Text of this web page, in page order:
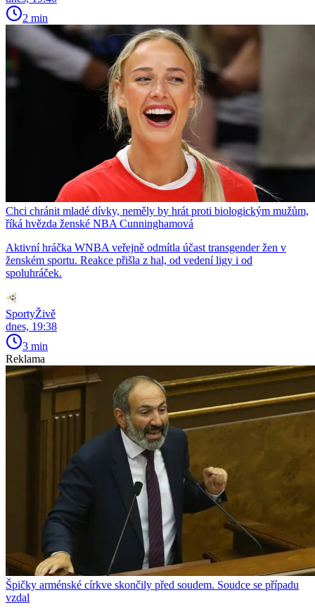
2 min
Chci chránit mladé dívky, neměly by hrát proti biologickým mužům,
říká hvězda ženské NBA Cunninghamová
Aktivní hráčka WNBA veřejně odmítla účast transgender žen v
ženském sportu. Reakce přišla z hal, od vedení ligy i od
spoluhráček.
SportyŽivě
dnes, 19:38
3 min
Reklama
Špičky arménské církve skončily před soudem. Soudce se případu
vzdal